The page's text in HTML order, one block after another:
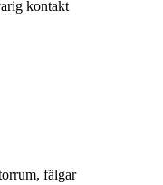
kontakt
fälgar